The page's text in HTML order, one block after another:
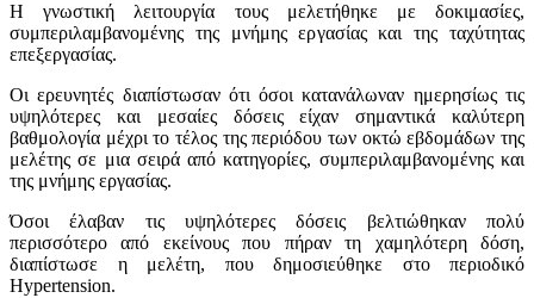
Η γνωστική λειτουργία τους μελετήθηκε με δοκιμασίες,
συμπεριλαμβανομένης της μνήμης εργασίας και της ταχύτητας
επεξεργασίας.
Οι ερευνητές διαπίστωσαν ότι όσοι κατανάλωναν ημερησίως τις
υψηλότερες και μεσαίες δόσεις είχαν σημαντικά καλύτερη
βαθμολογία μέχρι το τέλος της περιόδου των οκτώ εβδομάδων της
μελέτης σε μια σειρά από κατηγορίες, συμπεριλαμβανομένης και
της μνήμης εργασίας.
Όσοι έλαβαν τις υψηλότερες δόσεις βελτιώθηκαν πολύ
περισσότερο από εκείνους που πήραν τη χαμηλότερη δόση,
διαπίστωσε η μελέτη, που δημοσιεύθηκε στο περιοδικό
Hypertension.